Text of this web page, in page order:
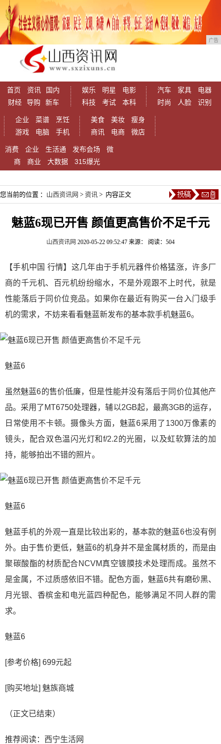
广告
首页 资讯
国内
财经
导购 新车
娱乐 明星
电影
科技
考试 本科
汽车 家具
电器
时尚
人脸 识别
企业 菜谱
烹饪
游戏
电脑 手机
美食 美妆
瘦身
商讯
电商 微店
消费 企业 生活通 发布会场
微
商
商业 大数据 315爆光
您当前的位置 ： 山西资讯网 > 资讯 > 内容正文
魅蓝6现已开售 颜值更高售价不足千元
山西资讯网 2020-05-22 09:52:47 来源： 阅读：504
【手机中国 行情】这几年由于手机元器件价格猛涨，许多厂
商的千元机、百元机纷纷缩水，不是外观跟不上时代，就是
性能落后于同价位竞品。如果你在最近有购买一台入门级手
机的需求，不妨来看看魅蓝新发布的基本款手机魅蓝6。
魅蓝6
虽然魅蓝6的售价低廉，但是性能并没有落后于同价位其他产
品。采用了MT6750处理器，辅以2GB起，最高3GB的运存，
日常使用不卡顿。摄像头方面，魅蓝6采用了1300万像素的
镜头，配合双色温闪光灯和f/2.2的光圈，以及虹软算法的加
持，能够拍出不错的照片。
魅蓝6
魅蓝手机的外观一直是比较出彩的，基本款的魅蓝6也没有例
外。由于售价更低，魅蓝6的机身并不是金属材质的，而是由
聚碳酸酯的材质配合NCVM真空镀膜技术处理而成。虽然不
是金属，不过质感依旧不错。配色方面，魅蓝6共有磨砂黑、
月光银、香槟金和电光蓝四种配色，能够满足不同人群的需
求。
魅蓝6
[参考价格] 699元起
[购买地址] 魅族商城
（正文已结束）
推荐阅读： 西宁生活网